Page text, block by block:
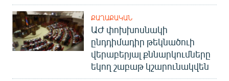
ՔԱՂԱՔԱԿԱՆ
ԱԺ փոխխոսնակի
ընդդիմադիր թեկնածուի
վերաբերյալ քննարկումները
եկող շաբաթ կշարունակվեն